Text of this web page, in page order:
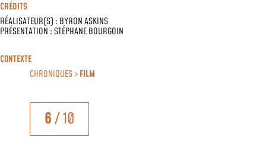
CRÉDITS
RÉALISATEUR(S) : BYRON ASKINS
PRÉSENTATION :STÉPHANE BOURGOIN
CONTEXTE
CHRONIQUES >FILM
6/ 10